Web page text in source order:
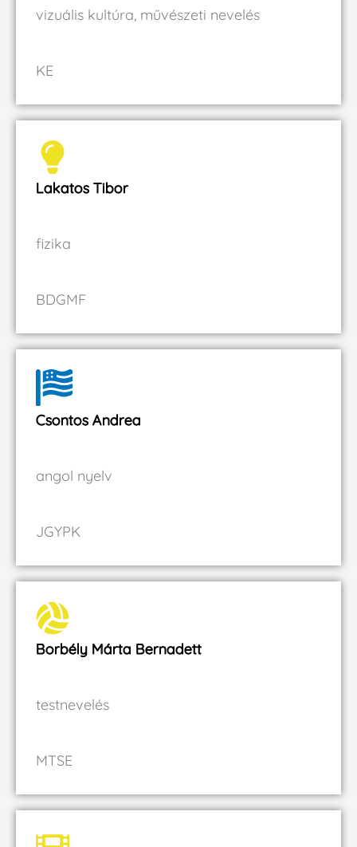
vizuális kultúra, művészeti nevelés
KE
Lakatos Tibor
fizika
BDGMF
Csontos Andrea
angol nyelv
JGYPK
Borbély Márta Bernadett
testnevelés
MTSE